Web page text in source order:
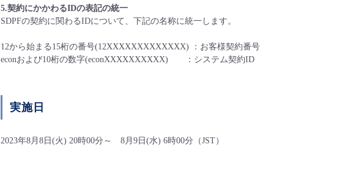
5.契約にかかわるIDの表記の統一
SDPFの契約に関わるIDについて、下記の名称に統一します。
12から始まる15桁の番号(12XXXXXXXXXXXXX) ：お客様契約番号
econおよび10桁の数字(econXXXXXXXXXX) ：システム契約ID
実施日
2023年8月8日(火) 20時00分～ 8月9日(水) 6時00分（JST）